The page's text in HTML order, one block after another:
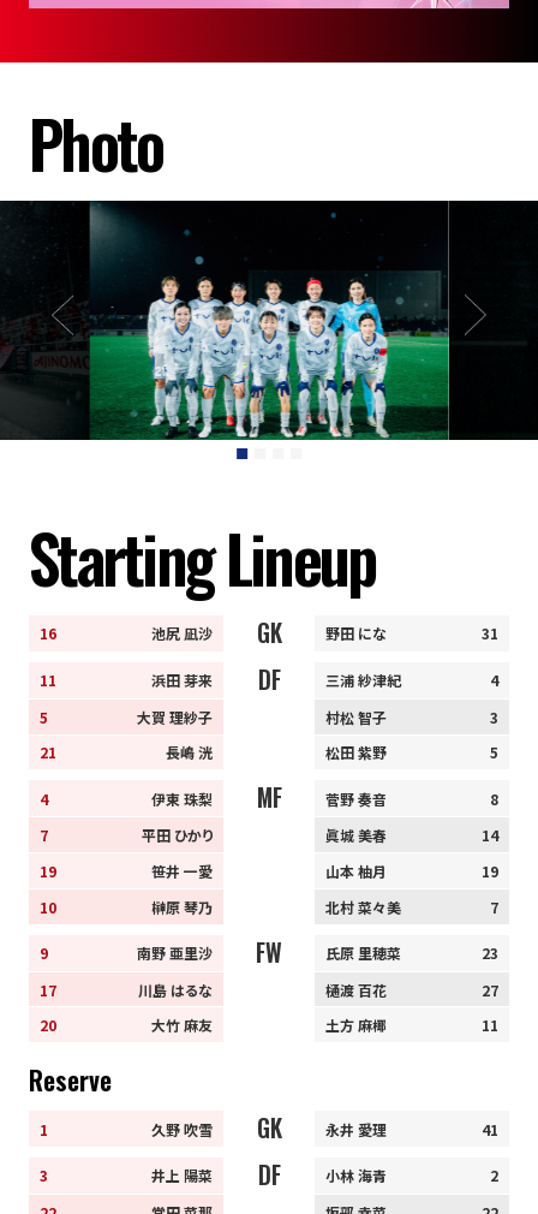
Photo
Starting Lineup
16 池尻 凪沙 GK 31
野田 にな
11
浜田 芽来
5
大賀 理紗子
21
長嶋 洸
DF 4
三浦 紗津紀
3
村松 智子
5
松田 紫野
4
伊東 珠梨
7
平田 ひかり
19
笹井 一愛
10
榊原 琴乃
MF 8
菅野 奏音
14
眞城 美春
19
山本 柚月
7
北村 菜々美
9
南野 亜里沙
17
川島 はるな
20
大竹 麻友
FW 23
氏原 里穂菜
27
樋渡 百花
11
土方 麻椰
Reserve
1 久野 吹雪 GK 41
永井 愛理
3
井上 陽菜
DF 2
小林 海青